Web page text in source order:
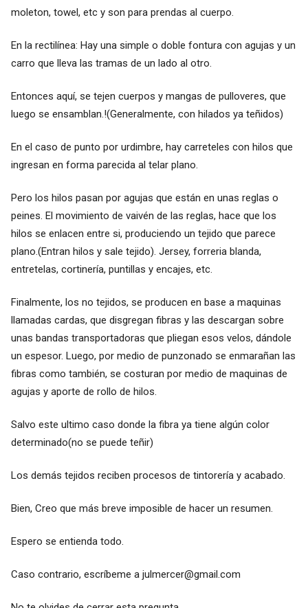
moleton, towel, etc y son para prendas al cuerpo.
En la rectilínea: Hay una simple o doble fontura con agujas y un
carro que lleva las tramas de un lado al otro.
Entonces aquí, se tejen cuerpos y mangas de pulloveres, que
luego se ensamblan.!(Generalmente, con hilados ya teñidos)
En el caso de punto por urdimbre, hay carreteles con hilos que
ingresan en forma parecida al telar plano.
Pero los hilos pasan por agujas que están en unas reglas o
peines. El movimiento de vaivén de las reglas, hace que los
hilos se enlacen entre si, produciendo un tejido que parece
plano.(Entran hilos y sale tejido). Jersey, forreria blanda,
entretelas, cortinería, puntillas y encajes, etc.
Finalmente, los no tejidos, se producen en base a maquinas
llamadas cardas, que disgregan fibras y las descargan sobre
unas bandas transportadoras que pliegan esos velos, dándole
un espesor. Luego, por medio de punzonado se enmarañan las
fibras como también, se costuran por medio de maquinas de
agujas y aporte de rollo de hilos.
Salvo este ultimo caso donde la fibra ya tiene algún color
determinado(no se puede teñir)
Los demás tejidos reciben procesos de tintorería y acabado.
Bien, Creo que más breve imposible de hacer un resumen.
Espero se entienda todo.
Caso contrario, escríbeme a julmercer@gmail.com